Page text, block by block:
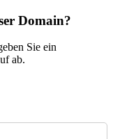
Domain?
Sie ein
ab.